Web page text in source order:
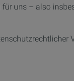
uns – also